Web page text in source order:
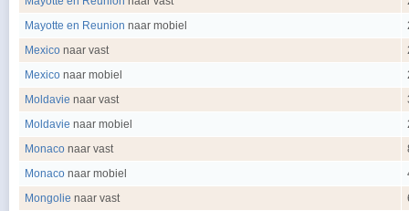
Mayotte en Reunion naar mobiel
Mexico naar vast
Mexico naar mobiel
Moldavie naar vast
Moldavie naar mobiel
Monaco naar vast
Monaco naar mobiel
Mongolie naar vast